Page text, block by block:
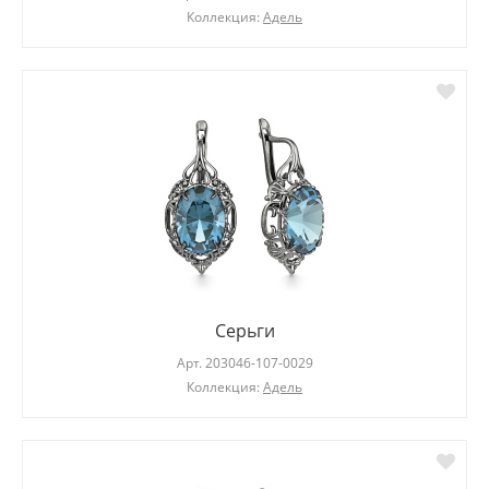
Коллекция: Адель
Серьги
Арт. 203046-107-0029
Коллекция: Адель